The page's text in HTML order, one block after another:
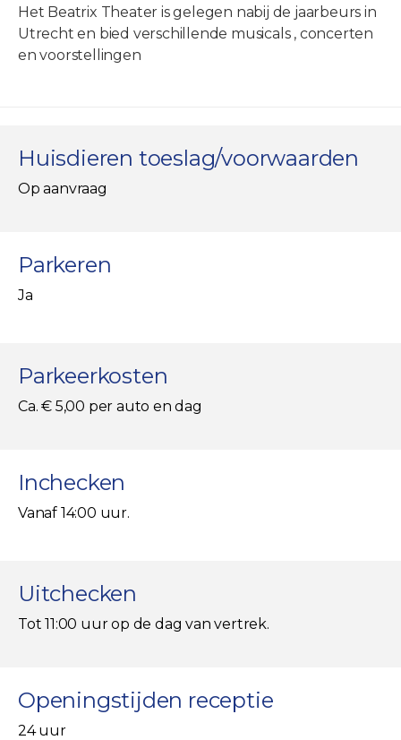
Het Beatrix Theater is gelegen nabij de jaarbeurs in
Utrecht en bied verschillende musicals , concerten
en voorstellingen
Huisdieren toeslag/voorwaarden
Op aanvraag
Parkeren
Ja
Parkeerkosten
Ca. € 5,00 per auto en dag
Inchecken
Vanaf 14:00 uur.
Uitchecken
Tot 11:00 uur op de dag van vertrek.
Openingstijden receptie
24 uur